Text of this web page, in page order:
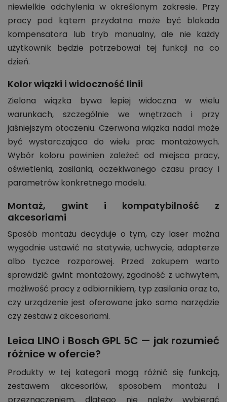
niewielkie odchylenia w określonym zakresie. Przy
pracy pod kątem przydatna może być blokada
kompensatora lub tryb manualny, ale nie każdy
użytkownik będzie potrzebował tej funkcji na co
dzień.
Kolor wiązki i widoczność linii
Zielona wiązka bywa lepiej widoczna w wielu
warunkach, szczególnie we wnętrzach i przy
jaśniejszym otoczeniu. Czerwona wiązka nadal może
być wystarczająca do wielu prac montażowych.
Wybór koloru powinien zależeć od miejsca pracy,
oświetlenia, zasilania, oczekiwanego czasu pracy i
parametrów konkretnego modelu.
Montaż, gwint i kompatybilność z
akcesoriami
Sposób montażu decyduje o tym, czy laser można
wygodnie ustawić na statywie, uchwycie, adapterze
albo tyczce rozporowej. Przed zakupem warto
sprawdzić gwint montażowy, zgodność z uchwytem,
możliwość pracy z odbiornikiem, typ zasilania oraz to,
czy urządzenie jest oferowane jako samo narzędzie
czy zestaw z akcesoriami.
Leica LINO i Bosch GPL 5C — jak rozumieć
różnice w ofercie?
Produkty w tej kategorii mogą różnić się funkcją,
zestawem akcesoriów, sposobem montażu i
przeznaczeniem, dlatego nie należy wybierać